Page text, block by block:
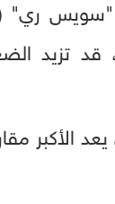
قد تزيد
الأكبر